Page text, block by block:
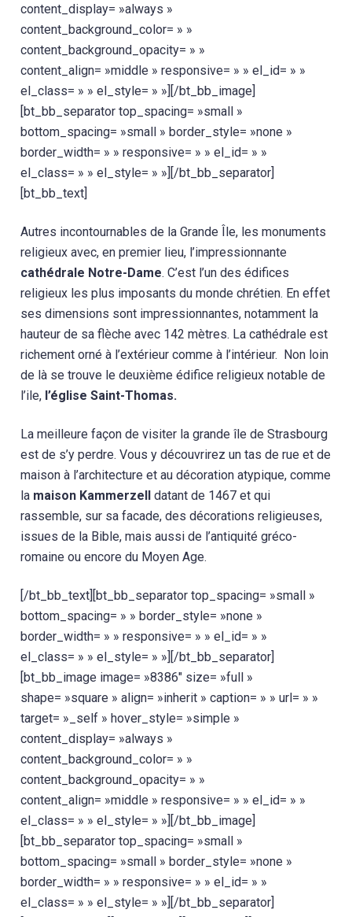
content_display= »always »
content_background_color= » »
content_background_opacity= » »
content_align= »middle » responsive= » » el_id= » »
el_class= » » el_style= » »][/bt_bb_image]
[bt_bb_separator top_spacing= »small »
bottom_spacing= »small » border_style= »none »
border_width= » » responsive= » » el_id= » »
el_class= » » el_style= » »][/bt_bb_separator]
[bt_bb_text]
Autres incontournables de la Grande Île, les monuments
religieux avec, en premier lieu, l’impressionnante
cathédrale Notre-Dame. C’est l’un des édifices
religieux les plus imposants du monde chrétien. En effet
ses dimensions sont impressionnantes, notamment la
hauteur de sa flèche avec 142 mètres. La cathédrale est
richement orné à l’extérieur comme à l’intérieur. Non loin
de là se trouve le deuxième édifice religieux notable de
l’ile, l’église Saint-Thomas.
La meilleure façon de visiter la grande île de Strasbourg
est de s’y perdre. Vous y découvrirez un tas de rue et de
maison à l’architecture et au décoration atypique, comme
la maison Kammerzell datant de 1467 et qui
rassemble, sur sa facade, des décorations religieuses,
issues de la Bible, mais aussi de l’antiquité gréco-
romaine ou encore du Moyen Age.
[/bt_bb_text][bt_bb_separator top_spacing= »small »
bottom_spacing= » » border_style= »none »
border_width= » » responsive= » » el_id= » »
el_class= » » el_style= » »][/bt_bb_separator]
[bt_bb_image image= »8386″ size= »full »
shape= »square » align= »inherit » caption= » » url= » »
target= »_self » hover_style= »simple »
content_display= »always »
content_background_color= » »
content_background_opacity= » »
content_align= »middle » responsive= » » el_id= » »
el_class= » » el_style= » »][/bt_bb_image]
[bt_bb_separator top_spacing= »small »
bottom_spacing= »small » border_style= »none »
border_width= » » responsive= » » el_id= » »
el_class= » » el_style= » »][/bt_bb_separator]